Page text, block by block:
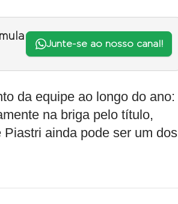
Junte-se ao nosso canal!
da equipe ao longo do ano:
na briga pelo título,
ainda pode ser um dos